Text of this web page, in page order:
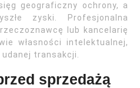
geograficzny ochrony, a
zyski. Profesjonalna
lub kancelarię
własności intelektualnej,
transakcji.
sprzedażą